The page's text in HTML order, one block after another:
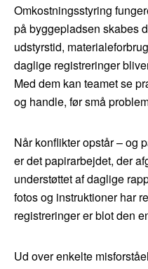
Omkostningsstyring
på byggepladsen skabes
udstyrstid,
daglige registreringer
Med dem kan teamet se
og handle, før små
Når konflikter opstår – og
er det papirarbejdet, der
understøttet af daglige
fotos og instruktioner har
registreringer er blot den
Ud over enkelte